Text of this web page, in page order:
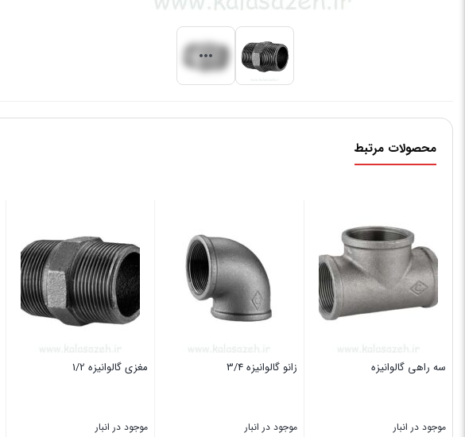
محصولات مرتبط
سه راهی گالوانیزه
موجود در انبار
زانو گالوانیزه 3/4
موجود در انبار
مغزی گالوانیزه 1/2
موجود در انبار